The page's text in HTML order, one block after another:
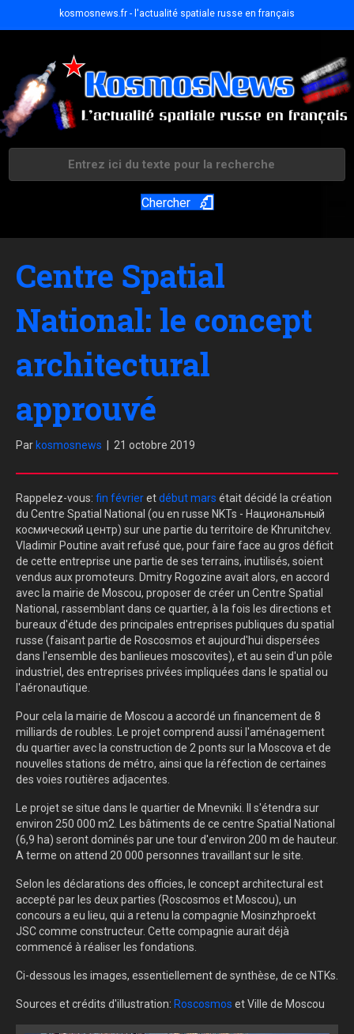
kosmosnews.fr - l'actualité spatiale russe en français
Chercher
Centre Spatial
National: le concept
architectural
approuvé
Par kosmosnews 21 octobre 2019
Rappelez-vous: fin févrieretdébut mars était décidé la création
du Centre Spatial National (ou en russe NKTs - Национальный
космический центр) sur une partie du territoire de Khrunitchev.
Vladimir Poutine avait refusé que, pour faire face au gros déficit
de cette entreprise une partie de ses terrains, inutilisés, soient
vendus aux promoteurs. Dmitry Rogozine avait alors, en accord
avec la mairie de Moscou, proposer de créer un Centre Spatial
National, rassemblant dans ce quartier, à la fois les directions et
bureaux d'étude des principales entreprises publiques du spatial
russe (faisant partie de Roscosmos et aujourd'hui dispersées
dans l'ensemble des banlieues moscovites), et au sein d'un pôle
industriel, des entreprises privées impliquées dans le spatial ou
l'aéronautique.
Pour cela la mairie de Moscou a accordé un financement de 8
milliards de roubles. Le projet comprend aussi l'aménagement
du quartier avec la construction de 2 ponts sur la Moscova et de
nouvelles stations de métro, ainsi que la réfection de certaines
des voies routières adjacentes.
Le projet se situe dans le quartier de Mnevniki. Il s'étendra sur
environ 250 000 m2. Les bâtiments de ce centre Spatial National
(6,9 ha) seront dominés par une tour d'environ 200 m de hauteur.
A terme on attend 20 000 personnes travaillant sur le site.
Selon les déclarations des officies, le concept architectural est
accepté par les deux parties (Roscosmos et Moscou), un
concours a eu lieu, qui a retenu la compagnie Mosinzhproekt
JSC comme constructeur. Cette compagnie aurait déjà
commencé à réaliser les fondations.
Ci-dessous les images, essentiellement de synthèse, de ce NTKs.
Sources et crédits d'illustration: Roscosmos et Ville de Moscou